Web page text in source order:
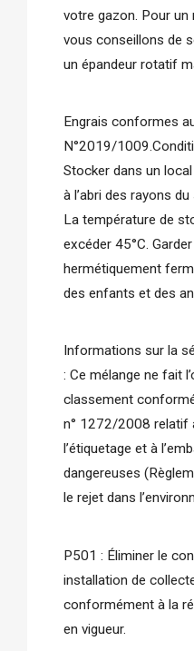
votre gazon. Pour
vous conseillons de
un épandeur rotatif
Engrais conformes
N°2019/
Stocker dans un
à l’abri des rayons
La température de
excéder 45°C.
hermétiquement
des enfants et des
Informations sur la
: Ce mélange ne fait
classement
n° 1272/2008 relatif
l’étiquetage et à
dangereuses
le rejet dans
P501 : Éliminer le
installation de
conformément à la
en vigueur.